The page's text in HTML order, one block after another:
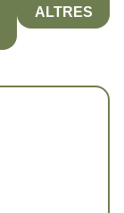
ALTRES